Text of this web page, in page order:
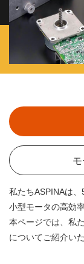
私たちASPINAは、
小型モータの高効
本ページでは、私
についてご紹介い